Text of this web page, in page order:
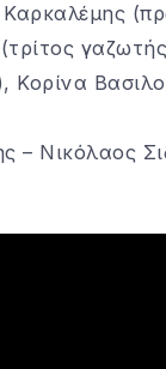
– Νικόλαος